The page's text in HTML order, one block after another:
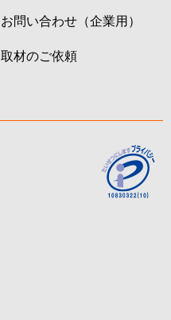
お問い合わせ（企業用）
取材のご依頼